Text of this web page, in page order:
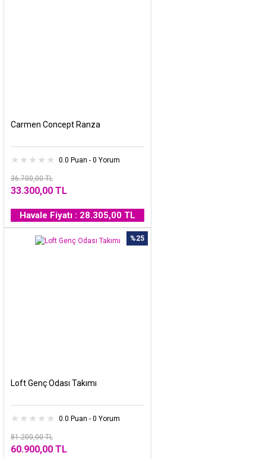
Carmen Concept Ranza
0.0 Puan - 0 Yorum
36.700,00 TL
33.300,00 TL
Havale Fiyatı : 28.305,00 TL
%25
Loft Genç Odası Takımı
0.0 Puan - 0 Yorum
81.200,00 TL
60.900,00 TL